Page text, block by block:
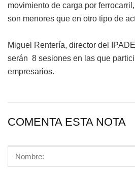
movimiento de carga por
son menores que en otro tipo de
Miguel Rentería, director del
serán 8 sesiones en las que
empresarios.
COMENTA ESTA NOTA